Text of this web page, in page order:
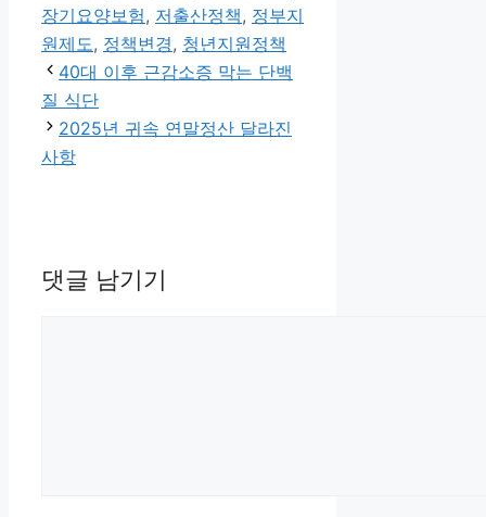
장기요양보험, 저출산정책, 정부지
원제도, 정책변경, 청년지원정책
40대 이후 근감소증 막는 단백
질 식단
2025년 귀속 연말정산 달라진
사항
댓글 남기기